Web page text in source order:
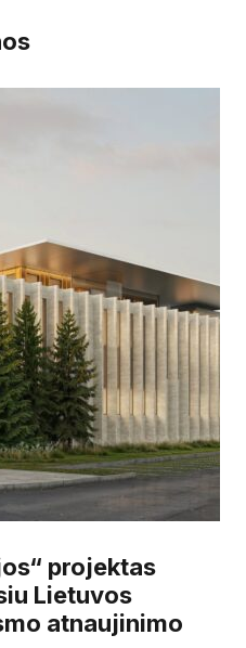
projektas
Lietuvos
atnaujinimo